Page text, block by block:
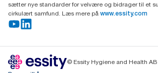
sætter nye standarder for velvære og bidrager til et
cirkulært samfund. Læs mere på www.essity.com
© Essity Hygiene and Health AB